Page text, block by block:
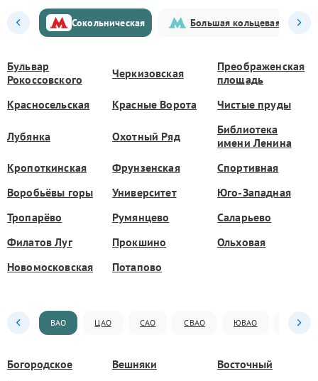
Сокольническая Большая кольцевая
Бульвар
Рокоссовского
Черкизовская
Преображенская
площадь
Красносельская
Красные Ворота Чистые пруды
Лубянка Охотный Ряд
Библиотека
имени Ленина
Кропоткинская
Фрунзенская
Спортивная
Воробьёвы горы
Университет
Юго-Западная
Тропарёво
Румянцево
Саларьево
Филатов Луг
Прокшино
Ольховая
Новомосковская
Потапово
ВАО ЦАО САО СВАО ЮВАО ЮАО
Богородское Вешняки
Восточный